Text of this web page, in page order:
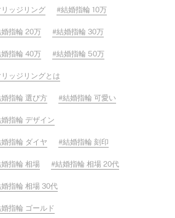
リッジリング 結婚指輪 10万
指輪 20万 結婚指輪 30万
指輪 40万 結婚指輪 50万
リッジリングとは
指輪 選び方 結婚指輪 可愛い
指輪 デザイン
指輪 ダイヤ 結婚指輪 刻印
指輪 相場 結婚指輪 相場 20代
指輪 相場 30代
指輪 ゴールド